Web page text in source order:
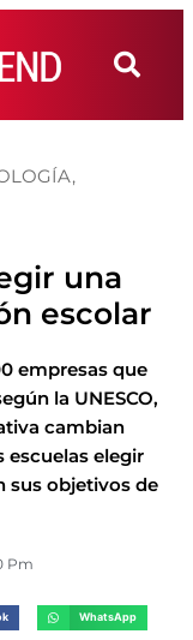
,
una
escolar
empresas que
la UNESCO,
cambian
escuelas elegir
sus objetivos de
Pm
WhatsApp